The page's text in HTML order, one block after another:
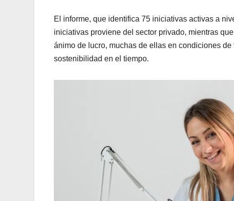
El informe, que identifica 75 iniciativas activas a
iniciativas proviene del sector privado, mientras
ánimo de lucro, muchas de ellas en condiciones
sostenibilidad en el tiempo.